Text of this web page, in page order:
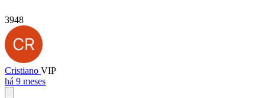
3948
Cristiano VIP
há 9 meses